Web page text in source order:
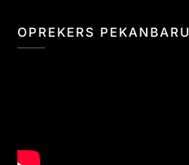
OPREKERS PEKANBARU